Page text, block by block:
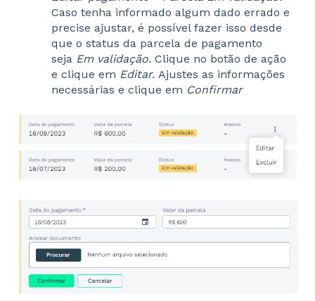
Caso tenha informado algum dado errado e
precise ajustar, é possível fazer isso desde
que o status da parcela de pagamento
seja Em validação. Clique no botão de ação
e clique em Editar. Ajustes as informações
necessárias e clique em Confirmar